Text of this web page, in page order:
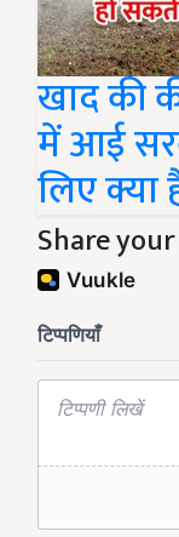
खाद की
में आई
लिए
Share